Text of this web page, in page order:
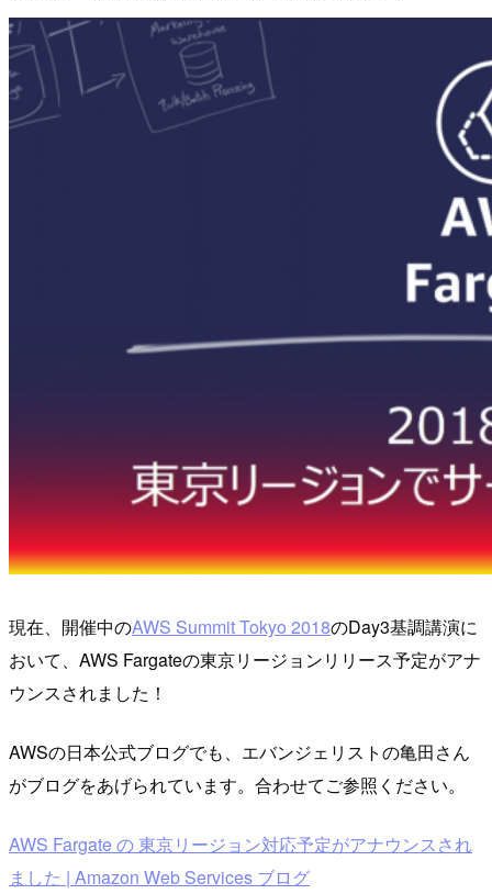
現在、開催中のAWS Summit Tokyo 2018のDay3基調講演に
おいて、AWS Fargateの東京リージョンリリース予定がアナ
ウンスされました！
AWSの日本公式ブログでも、エバンジェリストの亀田さん
がブログをあげられています。合わせてご参照ください。
AWS Fargate の 東京リージョン対応予定がアナウンスされ
ました | Amazon Web Services ブログ